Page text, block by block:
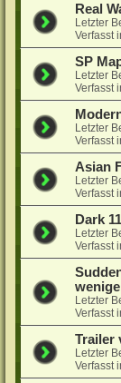
Real
Letzter
Verfasst
SP
Letzter
Verfasst
Letzter
Verfasst
Asian
Letzter
Verfasst
Dark
Letzter
Verfasst
Letzter
Verfasst
Trailer
Letzter
Verfasst